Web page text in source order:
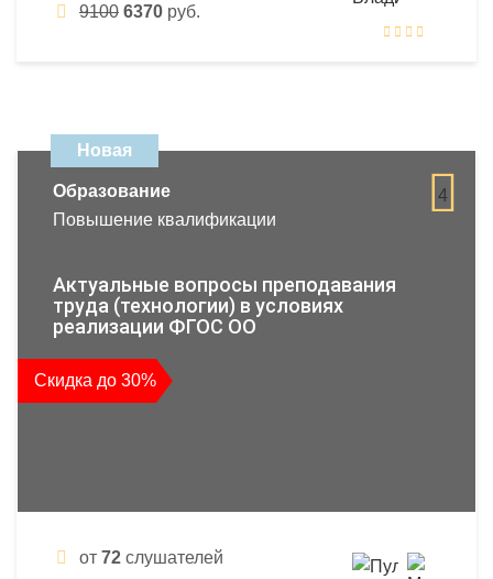
9100 6370 руб.
Новая
4
Образование
Повышение квалификации
Актуальные вопросы преподавания
труда (технологии) в условиях
реализации ФГОС ОО
Скидка до 30%
от 72 слушателей